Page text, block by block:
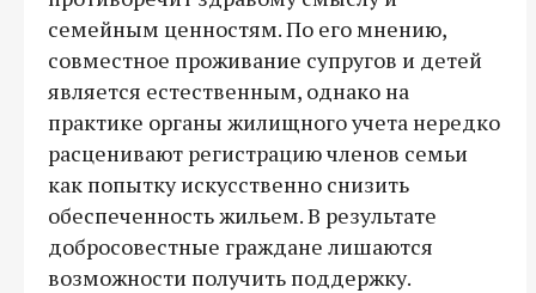
семейным ценностям. По его мнению,
совместное проживание супругов и детей
является естественным, однако на
практике органы жилищного учета нередко
расценивают регистрацию членов семьи
как попытку искусственно снизить
обеспеченность жильем. В результате
добросовестные граждане лишаются
возможности получить поддержку.